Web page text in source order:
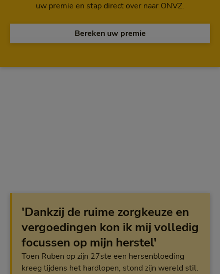
uw premie en stap direct over naar ONVZ.
Bereken uw premie
'Dankzij de ruime zorgkeuze en
vergoedingen kon ik mij volledig
focussen op mijn herstel'
Toen Ruben op zijn 27ste een hersenbloeding
kreeg tijdens het hardlopen, stond zijn wereld stil.